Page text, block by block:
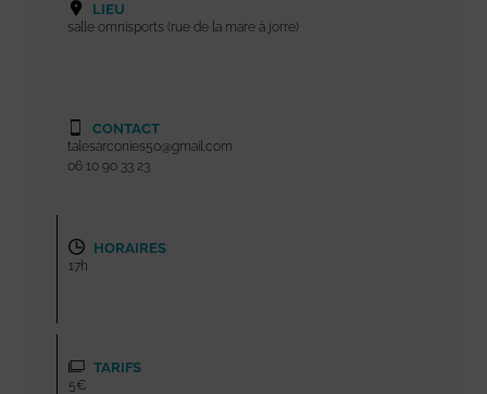
LIEU
salle omnisports (rue de la mare à jorre)
CONTACT
talesarconies50@gmail.com
06 10 90 33 23
HORAIRES
17h
TARIFS
5€